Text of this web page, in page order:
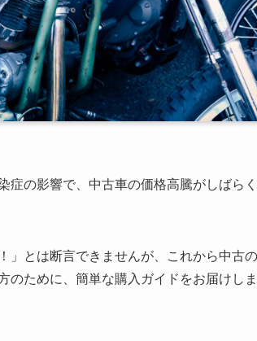
症の影響で、中古車の価格高騰がしばら
」とは断言できませんが、これから中古
のために、簡単な購入ガイドをお届けしま